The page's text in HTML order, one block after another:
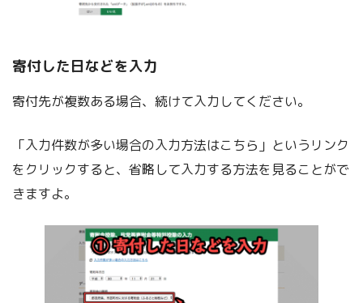
寄付した日などを入力
寄付先が複数ある場合、続けて入力してください。
「入力件数が多い場合の入力方法はこちら」というリンク
をクリックすると、省略して入力する方法を見ることがで
きますよ。